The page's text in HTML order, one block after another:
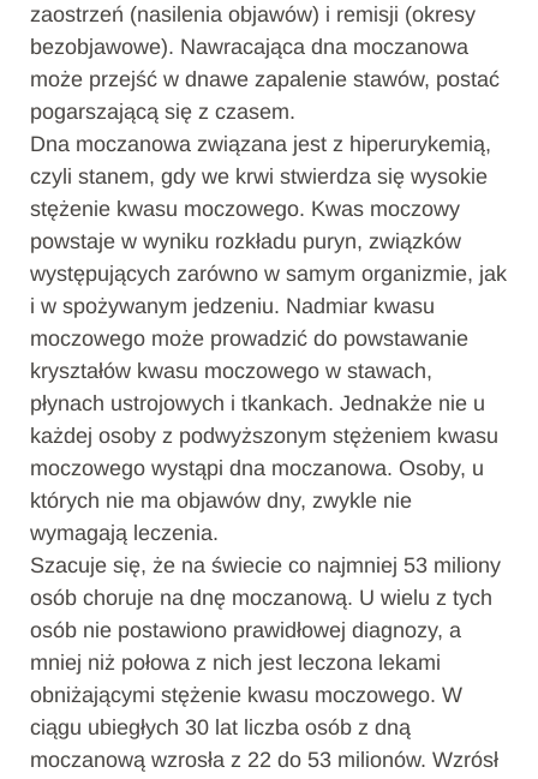
zaostrzeń (nasilenia objawów) i remisji (okresy
bezobjawowe). Nawracająca dna moczanowa
może przejść w dnawe zapalenie stawów, postać
pogarszającą się z czasem.
Dna moczanowa związana jest z hiperurykemią,
czyli stanem, gdy we krwi stwierdza się wysokie
stężenie kwasu moczowego. Kwas moczowy
powstaje w wyniku rozkładu puryn, związków
występujących zarówno w samym organizmie, jak
i w spożywanym jedzeniu. Nadmiar kwasu
moczowego może prowadzić do powstawanie
kryształów kwasu moczowego w stawach,
płynach ustrojowych i tkankach. Jednakże nie u
każdej osoby z podwyższonym stężeniem kwasu
moczowego wystąpi dna moczanowa. Osoby, u
których nie ma objawów dny, zwykle nie
wymagają leczenia.
Szacuje się, że na świecie co najmniej 53 miliony
osób choruje na dnę moczanową. U wielu z tych
osób nie postawiono prawidłowej diagnozy, a
mniej niż połowa z nich jest leczona lekami
obniżającymi stężenie kwasu moczowego. W
ciągu ubiegłych 30 lat liczba osób z dną
moczanową wzrosła z 22 do 53 milionów. Wzrósł